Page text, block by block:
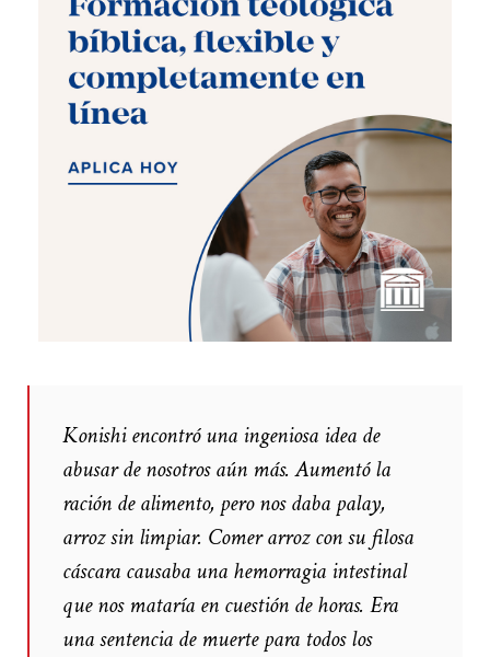
Konishi encontró una ingeniosa idea de
abusar de nosotros aún más. Aumentó la
ración de alimento, pero nos daba palay,
arroz sin limpiar. Comer arroz con su filosa
cáscara causaba una hemorragia intestinal
que nos mataría en cuestión de horas. Era
una sentencia de muerte para todos los